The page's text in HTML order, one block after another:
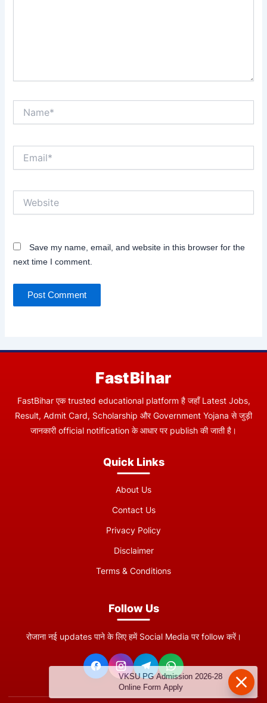
Save my name, email, and website in this browser for the
next time I comment.
FastBihar
FastBihar एक trusted educational platform है जहाँ Latest Jobs,
Result, Admit Card, Scholarship और Government Yojana से जुड़ी
जानकारी official notification के आधार पर publish की जाती है।
Quick Links
About Us
Contact Us
Privacy Policy
Disclaimer
Terms & Conditions
Follow Us
रोजाना नई updates पाने के लिए हमें Social Media पर follow करें।
VKSU PG Admission 2026-28
Online Form Apply